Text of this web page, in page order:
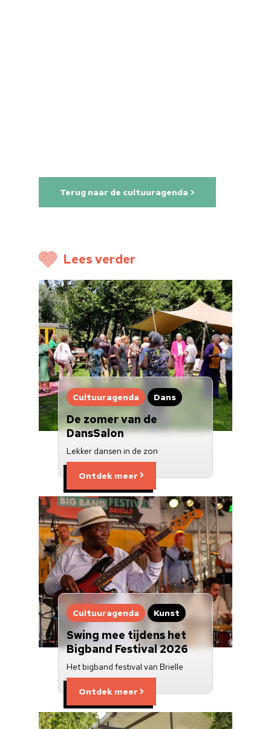
Terug naar de cultuuragenda >
Lees verder
Cultuuragenda Dans
De zomer van de
DansSalon
Lekker dansen in de zon
Ontdek meer
Cultuuragenda Kunst
Swing mee tijdens het
Bigband Festival 2026
Het bigband festival van Brielle
Ontdek meer
Over ons